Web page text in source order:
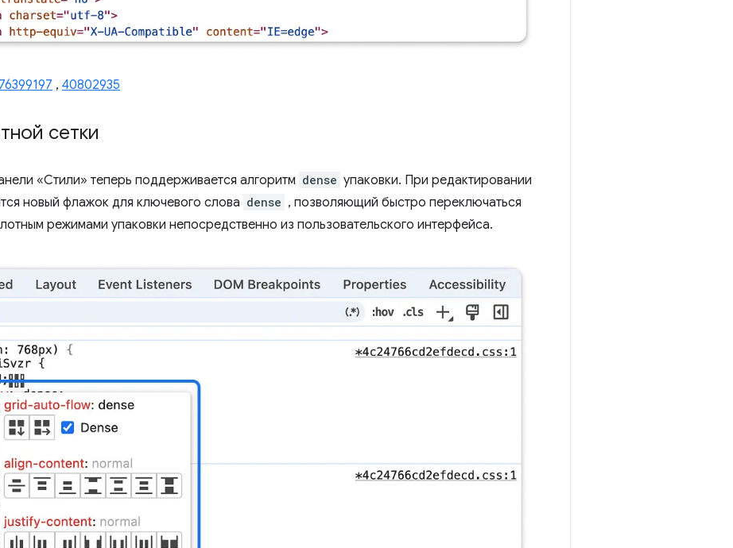
, 40802935
сетки
«Стили» теперь поддерживается алгоритм dense упаковки. При редактировании
новый флажок для ключевого слова dense , позволяющий быстро переключаться
режимами упаковки непосредственно из пользовательского интерфейса.